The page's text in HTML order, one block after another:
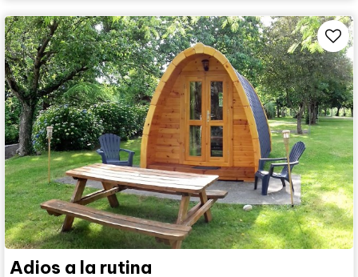
Adios a la rutina